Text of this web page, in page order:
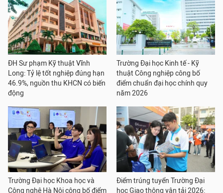
ĐH Sư phạm Kỹ thuật Vĩnh
Long: Tỷ lệ tốt nghiệp đúng hạn
46.9%, nguồn thu KHCN có biến
động
Trường Đại học Kinh tế - Kỹ
thuật Công nghiệp công bố
điểm chuẩn đại học chính quy
năm 2026
Trường Đại học Khoa học và
Công nghệ Hà Nội công bố điểm
Điểm trúng tuyển Trường Đại
học Giao thông vận tải 2026: